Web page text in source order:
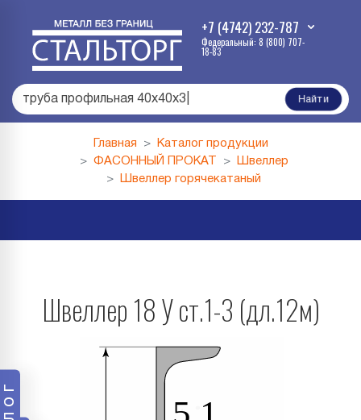
+7 (4742) 232-787
Федеральный: 8 (800) 707-
18-83
труба профильная 40х40х3 Найти
Главная
Каталог продукции
ФАСОННЫЙ ПРОКАТ
Швеллер
Швеллер горячекатаный
Швеллер 18 У ст.1-3 (дл.12м)